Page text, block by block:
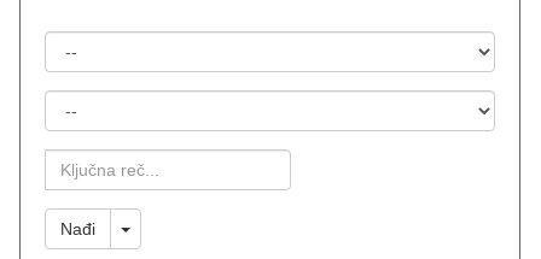
Ključna
Reč
Nađi Toggle Dropdown